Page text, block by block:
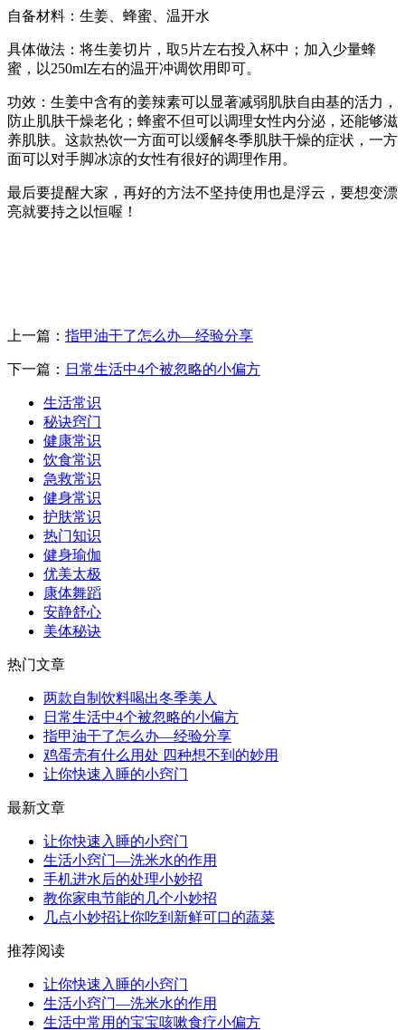
自备材料：生姜、蜂蜜、温开水
具体做法：将生姜切片，取5片左右投入杯中；加入少量蜂
蜜，以250ml左右的温开冲调饮用即可。
功效：生姜中含有的姜辣素可以显著减弱肌肤自由基的活力，
防止肌肤干燥老化；蜂蜜不但可以调理女性内分泌，还能够滋
养肌肤。这款热饮一方面可以缓解冬季肌肤干燥的症状，一方
面可以对手脚冰凉的女性有很好的调理作用。
最后要提醒大家，再好的方法不坚持使用也是浮云，要想变漂
亮就要持之以恒喔！
上一篇： 指甲油干了怎么办—经验分享
下一篇： 日常生活中4个被忽略的小偏方
生活常识
秘诀窍门
健康常识
饮食常识
急救常识
健身常识
护肤常识
热门知识
健身瑜伽
优美太极
康体舞蹈
安静舒心
美体秘诀
热门文章
两款自制饮料喝出冬季美人
日常生活中4个被忽略的小偏方
指甲油干了怎么办—经验分享
鸡蛋壳有什么用处 四种想不到的妙用
让你快速入睡的小窍门
最新文章
让你快速入睡的小窍门
生活小窍门—洗米水的作用
手机进水后的处理小妙招
教你家电节能的几个小妙招
几点小妙招让你吃到新鲜可口的蔬菜
推荐阅读
让你快速入睡的小窍门
生活小窍门—洗米水的作用
生活中常用的宝宝咳嗽食疗小偏方